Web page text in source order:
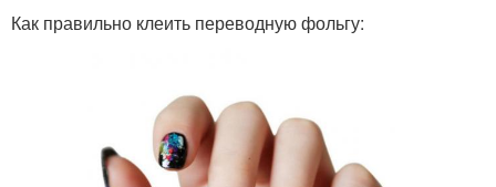
Как правильно клеить переводную фольгу: